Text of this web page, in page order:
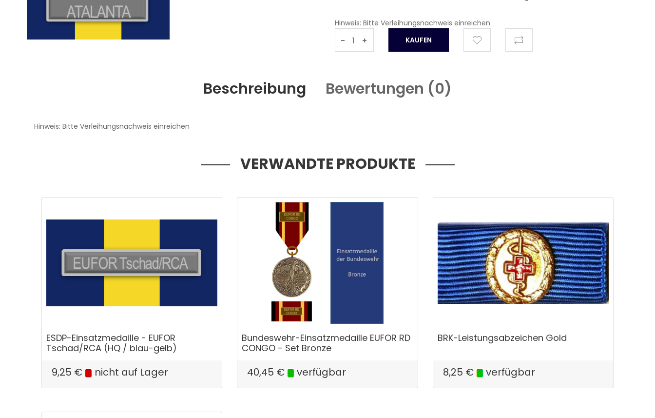
Hinweis: Bitte Verleihungsnachweis einreichen
- +
Beschreibung Bewertungen (0)
Hinweis: Bitte Verleihungsnachweis einreichen
VERWANDTE PRODUKTE
ESDP-Einsatzmedaille - EUFOR
Tschad/RCA (HQ / blau-gelb)
9,25 € nicht auf Lager
Bundeswehr-Einsatzmedaille EUFOR RD
CONGO - Set Bronze
40,45 € verfügbar
BRK-Leistungsabzeichen Gold
8,25 € verfügbar